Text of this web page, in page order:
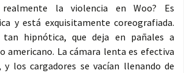
la violencia en Woo? Es
y está exquisitamente coreografiada.
hipnótica, que deja en pañales a
americano. La cámara lenta es efectiva
los cargadores se vacían llenando de